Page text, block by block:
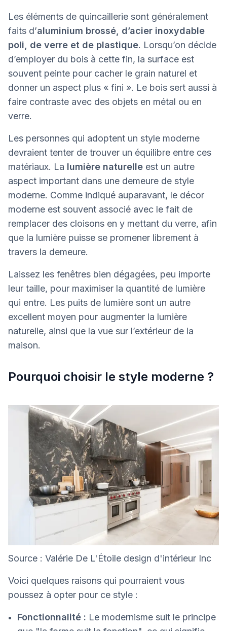
Les éléments de quincaillerie sont généralement
faits d’aluminium brossé, d’acier inoxydable
poli, de verre et de plastique. Lorsqu’on décide
d’employer du bois à cette fin, la surface est
souvent peinte pour cacher le grain naturel et
donner un aspect plus « fini ». Le bois sert aussi à
faire contraste avec des objets en métal ou en
verre.
Les personnes qui adoptent un style moderne
devraient tenter de trouver un équilibre entre ces
matériaux. La lumière naturelle est un autre
aspect important dans une demeure de style
moderne. Comme indiqué auparavant, le décor
moderne est souvent associé avec le fait de
remplacer des cloisons en y mettant du verre, afin
que la lumière puisse se promener librement à
travers la demeure.
Laissez les fenêtres bien dégagées, peu importe
leur taille, pour maximiser la quantité de lumière
qui entre. Les puits de lumière sont un autre
excellent moyen pour augmenter la lumière
naturelle, ainsi que la vue sur l’extérieur de la
maison.
Pourquoi choisir le style moderne ?
Source : Valérie De L'Étoile design d'intérieur Inc
Voici quelques raisons qui pourraient vous
poussez à opter pour ce style :
Fonctionnalité : Le modernisme suit le principe